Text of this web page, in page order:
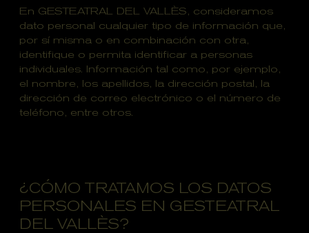
En GESTEATRAL DEL VALLÈS, consideramos
dato personal cualquier tipo de información que,
por sí misma o en combinación con otra,
identifique o permita identificar a personas
individuales. Información tal como, por ejemplo,
el nombre, los apellidos, la dirección postal, la
dirección de correo electrónico o el número de
teléfono, entre otros.
¿CÓMO TRATAMOS LOS DATOS
PERSONALES EN GESTEATRAL
DEL VALLÈS?